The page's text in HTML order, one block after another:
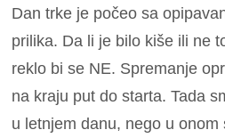
Dan trke je počeo sa
prilika. Da li je bilo kiše ili ne
reklo bi se NE. Spremanje
na kraju put do starta.Tada
u letnjem danu, nego u